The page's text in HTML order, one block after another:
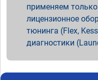
применяем
лицензионное
тюнинга (Flex,
диагностики